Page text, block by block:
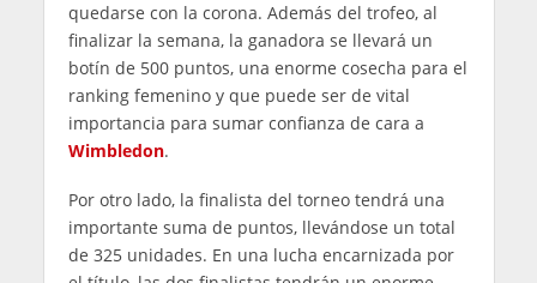
quedarse con la corona. Además del trofeo, al
finalizar la semana, la ganadora se llevará un
botín de 500 puntos, una enorme cosecha para el
ranking femenino y que puede ser de vital
importancia para sumar confianza de cara a
Wimbledon.
Por otro lado, la finalista del torneo tendrá una
importante suma de puntos, llevándose un total
de 325 unidades. En una lucha encarnizada por